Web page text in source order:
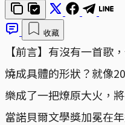
收藏
【前言】有沒有一首歌
燒成具體的形狀？就像
樂成了一把燎原大火，
當諾貝爾文學獎加冕在